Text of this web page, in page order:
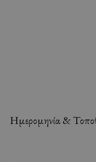
Ημερομηνία &